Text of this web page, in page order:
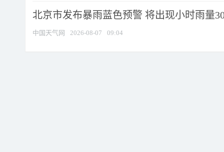
北京市发布暴雨蓝色预警 将出现小时雨量
中国天气网 2026-08-07 09:04